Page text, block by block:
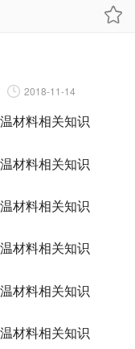
2018-11-14